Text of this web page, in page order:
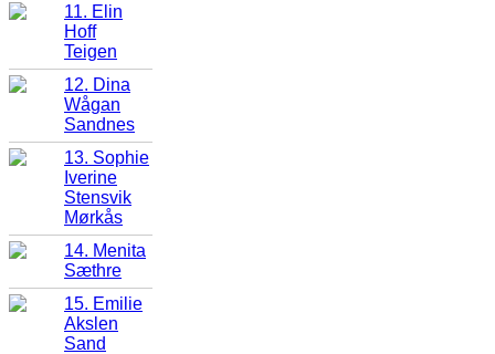
11. Elin
Hoff
Teigen
12. Dina
Wågan
Sandnes
13. Sophie
Iverine
Stensvik
Mørkås
14. Menita
Sæthre
15. Emilie
Akslen
Sand